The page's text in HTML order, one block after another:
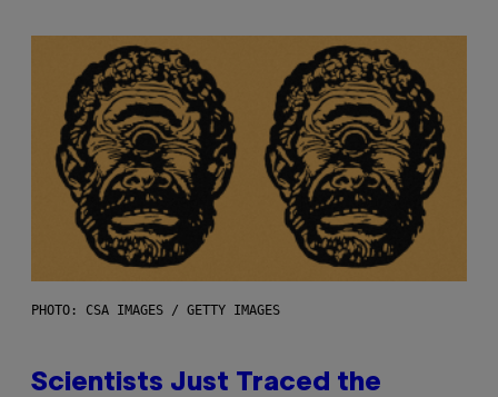
PHOTO: CSA IMAGES / GETTY IMAGES
Scientists Just Traced the